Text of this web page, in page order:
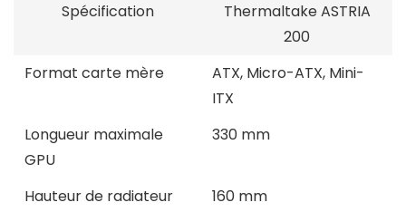
Spécification
Thermaltake ASTRIA
200
Format carte mère
ATX, Micro-ATX, Mini-
ITX
Longueur maximale
GPU
330 mm
Hauteur de radiateur 160 mm